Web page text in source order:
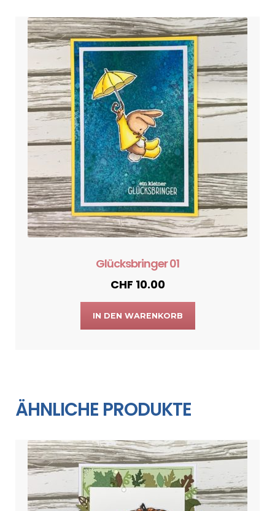
Glücksbringer 01
CHF 10.00
IN DEN WARENKORB
ÄHNLICHE PRODUKTE